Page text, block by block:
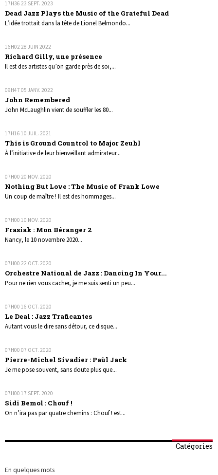
17H36 23 SEPT. 2023
Dead Jazz Plays the Music of the Grateful Dead
L’idée trottait dans la tête de Lionel Belmondo...
16H02 28 JUIN 2022
Richard Gilly, une présence
Il est des artistes qu’on garde près de soi,...
09H47 05 JANV. 2022
John Remembered
John McLaughlin vient de souffler les 80...
17H16 10 JUIL. 2021
This is Ground Countrol to Major Zeuhl
À l’initiative de leur bienveillant admirateur...
07H00 20 NOV. 2020
Nothing But Love : The Music of Frank Lowe
Un coup de maître ! Il est des hommages...
07H00 10 NOV. 2020
Frasiak : Mon Béranger 2
Nancy, le 10 novembre 2020...
07H00 22 OCT. 2020
Orchestre National de Jazz : Dancing In Your...
Pour ne rien vous cacher, je me suis senti un peu...
07H00 16 OCT. 2020
Le Deal : Jazz Traficantes
Autant vous le dire sans détour, ce disque...
07H00 07 OCT. 2020
Pierre-Michel Sivadier : Paùl Jack
Je me pose souvent, sans doute plus que...
07H00 17 SEPT. 2020
Sidi Bemol : Chouf !
On n’ira pas par quatre chemins : Chouf ! est...
Catégories
En quelques mots